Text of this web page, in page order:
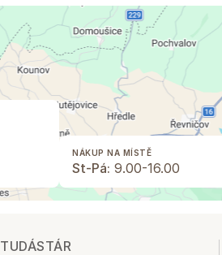
NÁKUP NA MÍSTĚ
St-Pá: 9.00-16.00
TUDÁSTÁR